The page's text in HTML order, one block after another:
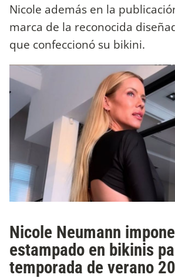
Nicole además en la
marca de la reconocida
que confeccionó su bikini.
Nicole Neumann
estampado en bikinis
temporada de verano